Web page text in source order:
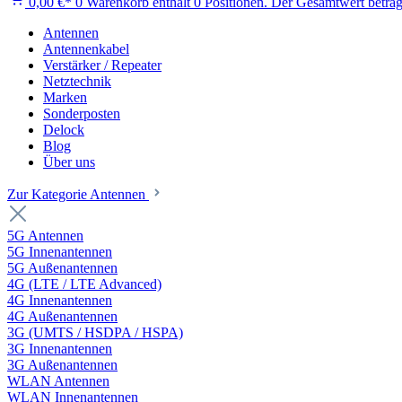
Antennen
Antennenkabel
Verstärker / Repeater
Netztechnik
Marken
Sonderposten
Delock
Blog
Über uns
Zur Kategorie Antennen
5G Antennen
5G Innenantennen
5G Außenantennen
4G (LTE / LTE Advanced)
4G Innenantennen
4G Außenantennen
3G (UMTS / HSDPA / HSPA)
3G Innenantennen
3G Außenantennen
WLAN Antennen
WLAN Innenantennen